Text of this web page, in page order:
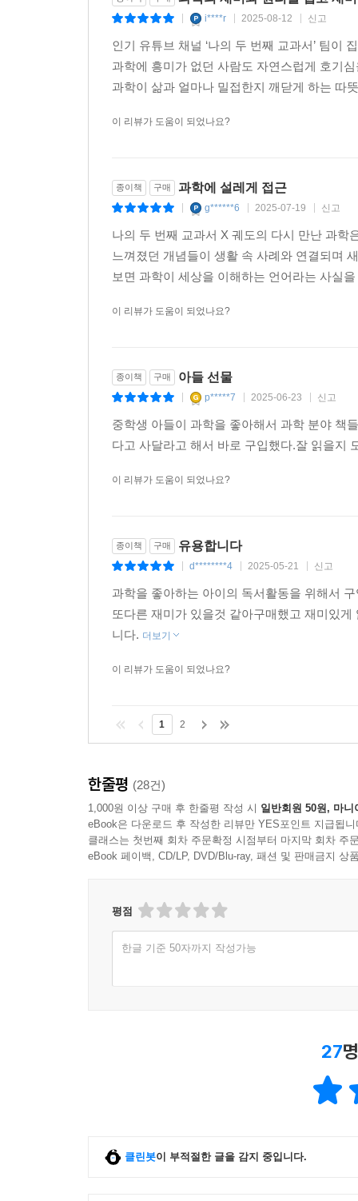
i****r 2025-08-12 신고
인기 유튜브 채널 ‘나의 두 번째 교과서’ 팀이
과학에 흥미가 없던 사람도 자연스럽게 호기
과학이 삶과 얼마나 밀접한지 깨닫게 하는 따
이 리뷰가 도움이 되었나요?
종이책 구매 과학에 설레게 접근
g******6 2025-07-19 신고
나의 두 번째 교과서 X 궤도의 다시 만난 과학
느껴졌던 개념들이 생활 속 사례와 연결되며
보면 과학이 세상을 이해하는 언어라는 사실
이 리뷰가 도움이 되었나요?
종이책 구매 아들 선물
p*****7 2025-06-23 신고
중학생 아들이 과학을 좋아해서 과학 분야 책
다고 사달라고 해서 바로 구입했다.잘 읽을지
이 리뷰가 도움이 되었나요?
종이책 구매 유용합니다
d********4 2025-05-21 신고
과학을 좋아하는 아이의 독서활동을 위해서
또다른 재미가 있을것 같아구매했고 재미있
니다. 더보기
이 리뷰가 도움이 되었나요?
1 2
한줄평 (28건)
1,000원 이상 구매 후 한줄평 작성 시 일반회원 50원, 마니
eBook은 다운로드 후 작성한 리뷰만 YES포인트 지급됩니
클래스는 첫번째 회차 주문확정 시점부터 마지막 회차 주
eBook 페이백, CD/LP, DVD/Blu-ray, 패션 및 판매금지 상
평점
한글 기준 50자까지 작성가능
27
클린봇이 부적절한 글을 감지 중입니다.